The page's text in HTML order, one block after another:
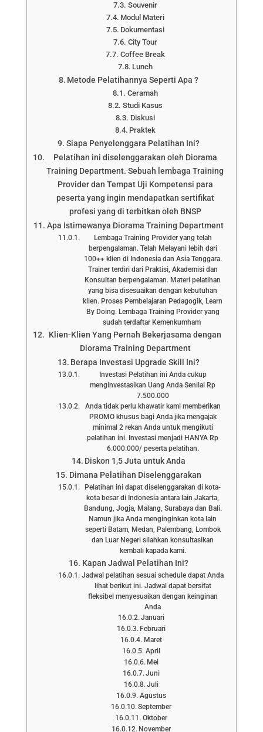
Souvenir
Modul Materi
Dokumentasi
City Tour
Coffee Break
Lunch
Metode Pelatihannya Seperti Apa ?
Ceramah
Studi Kasus
Diskusi
Praktek
Siapa Penyelenggara Pelatihan Ini?
Pelatihan ini diselenggarakan oleh Diorama
Training Department. Sebuah lembaga Training
Provider dan Tempat Uji Kompetensi para
peserta yang ingin mendapatkan sertifikat
profesi yang di terbitkan oleh BNSP
Apa Istimewanya Diorama Training Department
Lembaga Training Provider yang telah
berpengalaman. Telah Melayani lebih dari
100++ klien di Indonesia dan Asia Tenggara.
Trainer terdiri dari Praktisi, Akademisi dan
Konsultan berpengalaman. Materi pelatihan
yang bisa disesuaikan dengan kebutuhan
klien. Proses Pembelajaran Pedagogik, Learn
By Doing. Lembaga Training Provider yang
sudah terdaftar Kemenkumham
Klien-Klien Yang Pernah Bekerjasama dengan
Diorama Training Department
Berapa Investasi Upgrade Skill Ini?
Investasi Pelatihan ini Anda cukup
menginvestasikan Uang Anda Senilai Rp
7.500.000
Anda tidak perlu khawatir kami memberikan
PROMO khusus bagi Anda jika mengajak
minimal 2 rekan Anda untuk mengikuti
pelatihan ini. Investasi menjadi HANYA Rp
6.000.000/ peserta pelatihan.
Diskon 1,5 Juta untuk Anda
Dimana Pelatihan Diselenggarakan
Pelatihan ini dapat diselenggarakan di kota-
kota besar di Indonesia antara lain Jakarta,
Bandung, Jogja, Malang, Surabaya dan Bali.
Namun jika Anda menginginkan kota lain
seperti Batam, Medan, Palembang, Lombok
dan Luar Negeri silahkan konsultasikan
kembali kapada kami.
Kapan Jadwal Pelatihan Ini?
Jadwal pelatihan sesuai schedule dapat Anda
lihat berikut ini. Jadwal dapat bersifat
fleksibel menyesuaikan dengan keinginan
Anda
Januari
Februari
Maret
April
Mei
Juni
Juli
Agustus
September
Oktober
November